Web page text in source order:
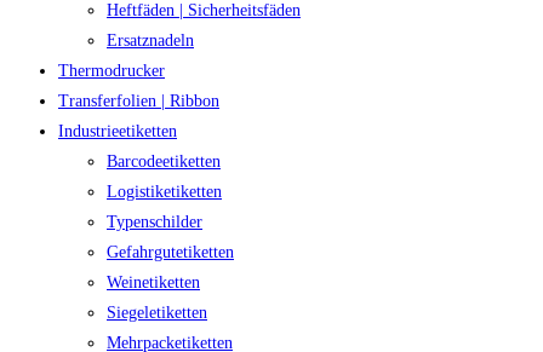
Heftfäden | Sicherheitsfäden
Ersatznadeln
Thermodrucker
Transferfolien | Ribbon
Industrieetiketten
Barcodeetiketten
Logistiketiketten
Typenschilder
Gefahrgutetiketten
Weinetiketten
Siegeletiketten
Mehrpacketiketten